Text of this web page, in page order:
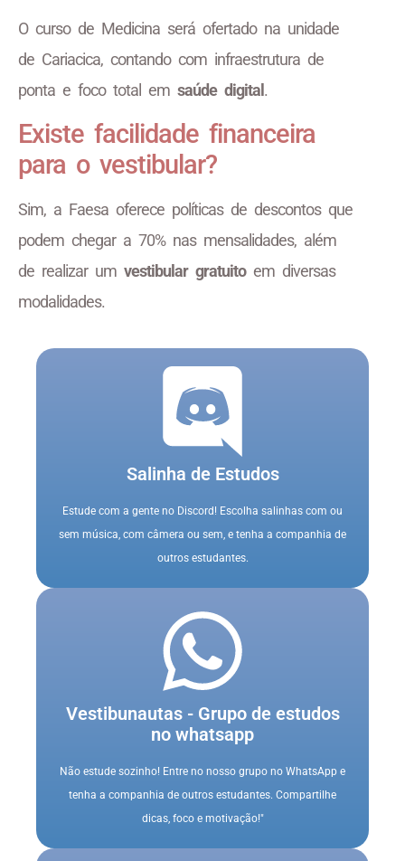
O curso de Medicina será ofertado na unidade
de Cariacica, contando com infraestrutura de
ponta e foco total em saúde digital.
Existe facilidade financeira
para o vestibular?
Sim, a Faesa oferece políticas de descontos que
podem chegar a 70% nas mensalidades, além
de realizar um vestibular gratuitoem diversas
modalidades.
Salinha de Estudos
Estude com a gente no Discord! Escolha salinhas com ou
sem música, com câmera ou sem, e tenha a companhia de
outros estudantes.
Vestibunautas - Grupo de estudos
no whatsapp
Não estude sozinho! Entre no nosso grupo no WhatsApp e
tenha a companhia de outros estudantes. Compartilhe
dicas, foco e motivação!"